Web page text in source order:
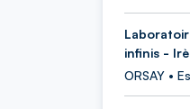
infinis -
ORSAY •